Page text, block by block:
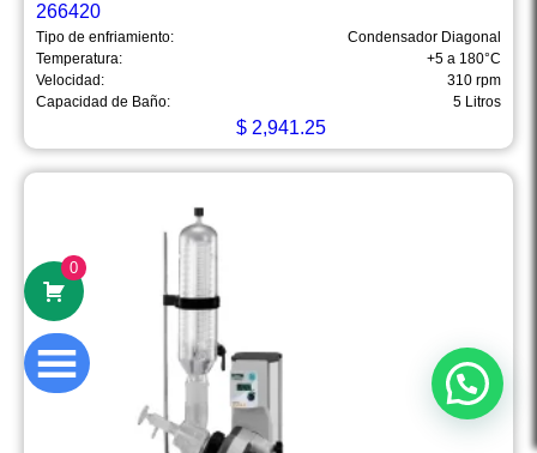
0
266420
Tipo de enfriamiento:
Condensador Diagonal
Temperatura:
+5 a 180°C
Velocidad:
310 rpm
Capacidad de Baño:
5 Litros
$2,941.25
Hola
Somos Mega Equipamiento,
somos especialistas en venta,
mantenimiento y calibración de equipos
de laboratorio.